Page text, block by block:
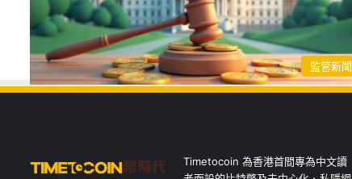
監管新聞
Timetocoin 為香港首間專為中文讀